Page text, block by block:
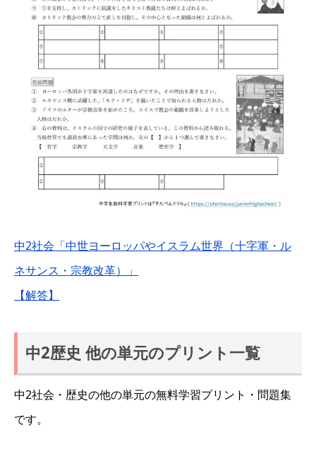
中2社会「中世ヨーロッパやイスラム世界（十字軍・ル
ネサンス・宗教改革）」
【解答】
中2歴史 他の単元のプリント一覧
中2社会・歴史の他の単元の無料学習プリント・問題集
です。